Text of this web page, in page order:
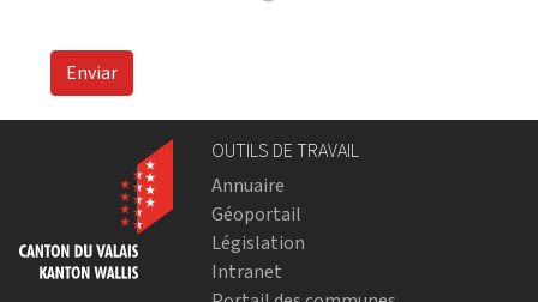
Enviar
OUTILS DE TRAVAIL
Annuaire
Géoportail
Législation
Intranet